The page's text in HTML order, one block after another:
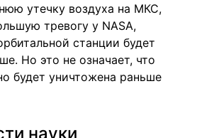
утечку воздуха на МКС,
тревогу у NASA,
станции будет
Но это не означает, что
будет уничтожена раньше
науки